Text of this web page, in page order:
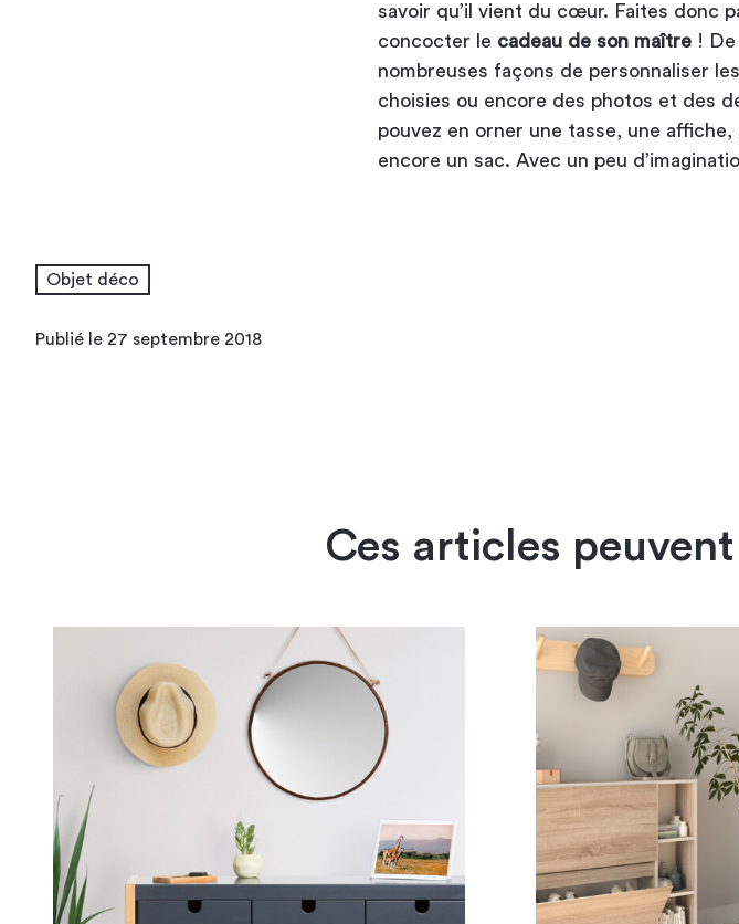
savoir qu’il vient du cœur. Faites donc
concocter le cadeau de son maître !
nombreuses façons de personnaliser
choisies ou encore des photos et des
pouvez en orner une tasse, une
encore un sac. Avec un peu
Objet déco
Publié le 27 septembre 2018
Ces articles